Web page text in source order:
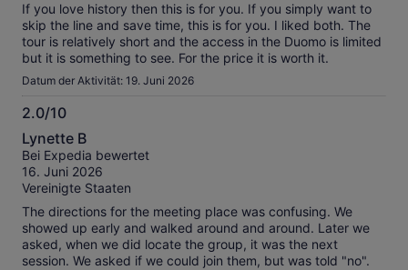
If you love history then this is for you. If you simply want to
skip the line and save time, this is for you. I liked both. The
tour is relatively short and the access in the Duomo is limited
but it is something to see. For the price it is worth it.
Datum der Aktivität: 19. Juni 2026
2.0/10
2.0
von
10
Lynette B
Bei Expedia bewertet
16. Juni 2026
Vereinigte Staaten
The directions for the meeting place was confusing. We
showed up early and walked around and around. Later we
asked, when we did locate the group, it was the next
session. We asked if we could join them, but was told "no".